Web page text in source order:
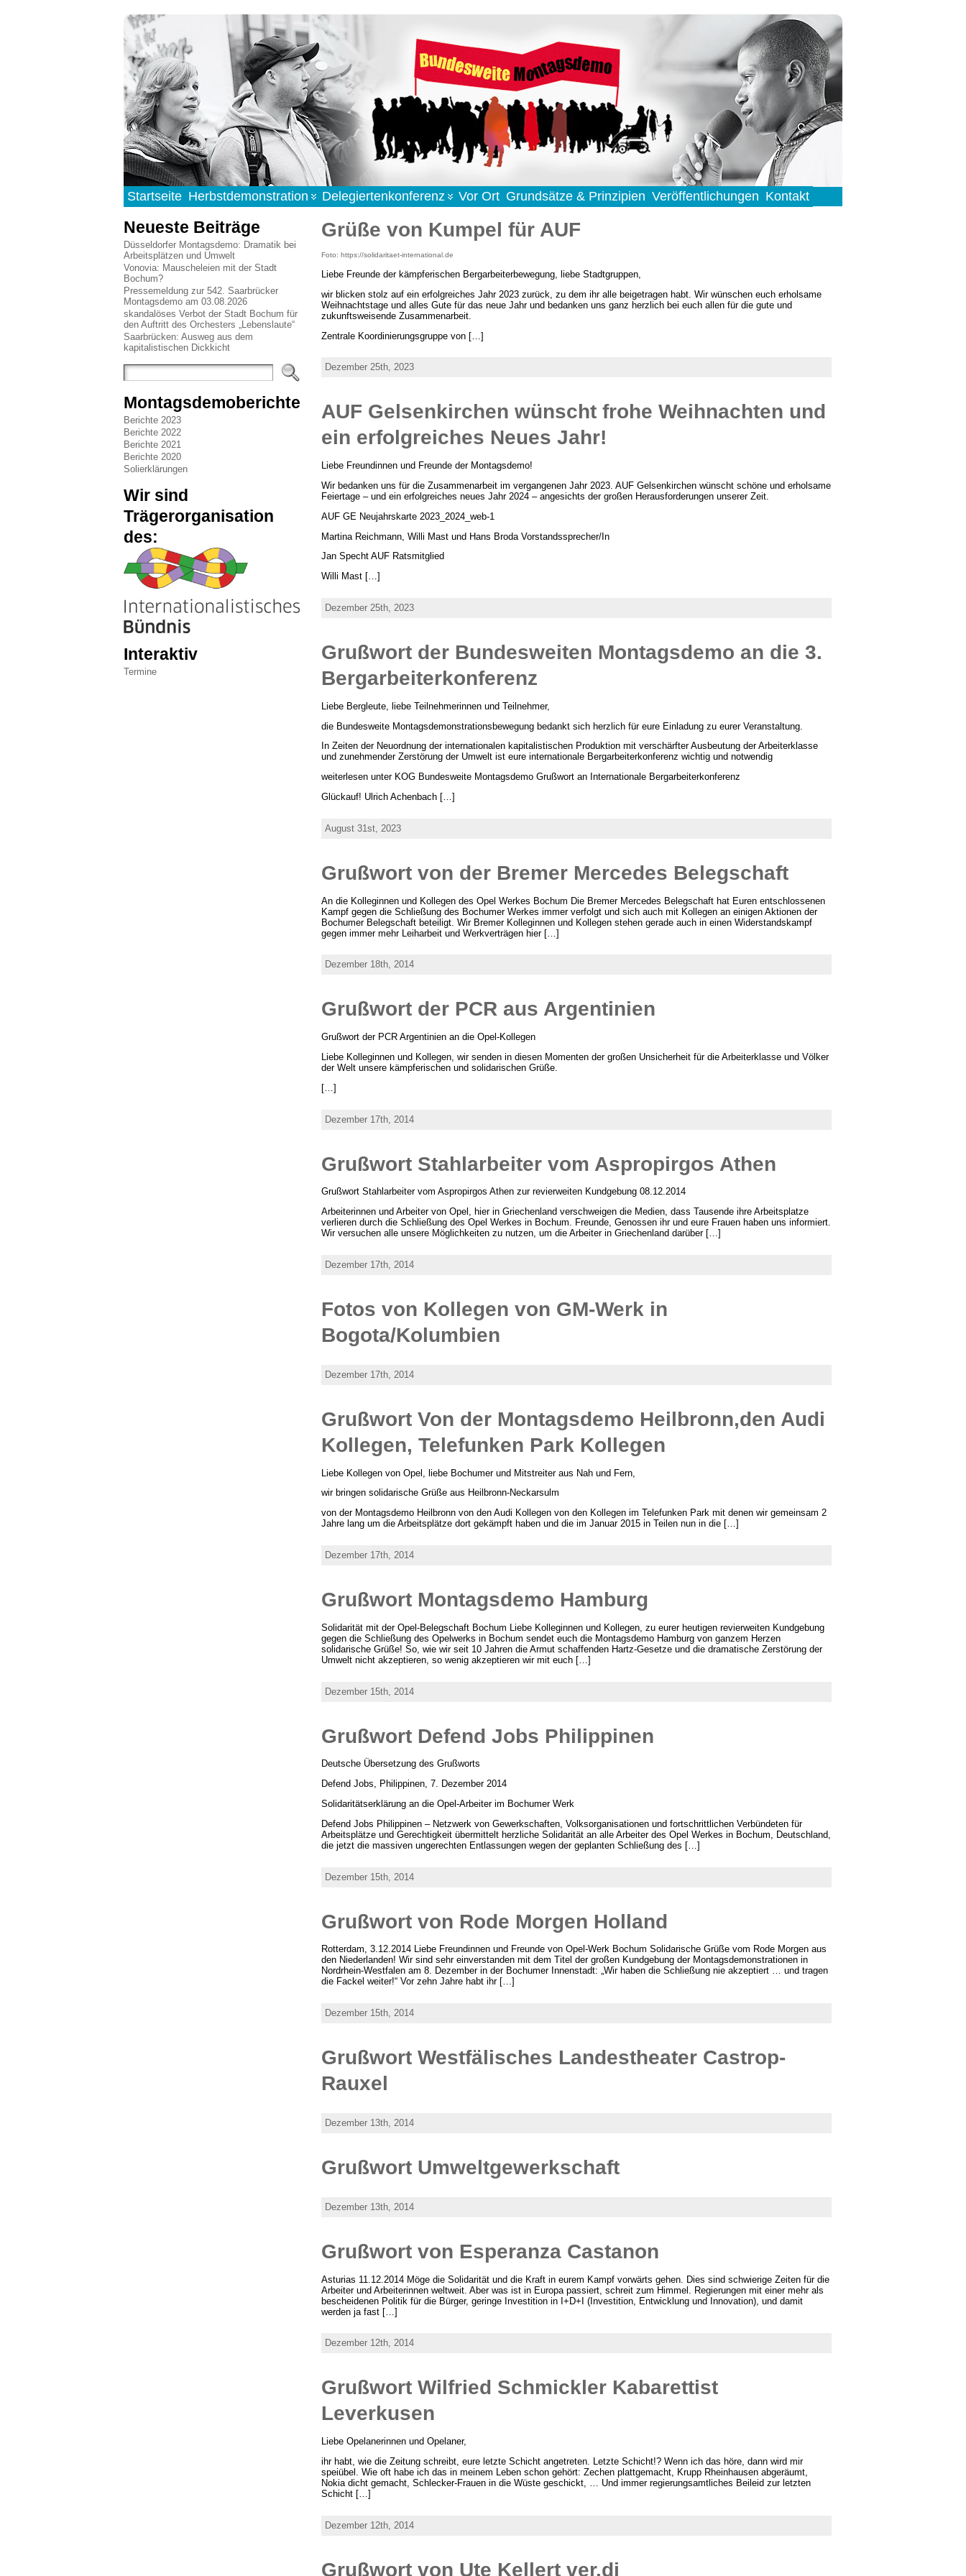
Startseite Herbstdemonstration Delegiertenkonferenz Vor Ort Grundsätze & Prinzipien Veröffentlichungen Kontakt
Neueste Beiträge
Düsseldorfer Montagsdemo: Dramatik bei
Arbeitsplätzen und Umwelt
Vonovia: Mauscheleien mit der Stadt
Bochum?
Pressemeldung zur 542. Saarbrücker
Montagsdemo am 03.08.2026
skandalöses Verbot der Stadt Bochum für
den Auftritt des Orchesters „Lebenslaute“
Saarbrücken: Ausweg aus dem
kapitalistischen Dickkicht
Montagsdemoberichte
Berichte 2023
Berichte 2022
Berichte 2021
Berichte 2020
Solierklärungen
Wir sind
Trägerorganisation
des:
Interaktiv
Termine
Grüße von Kumpel für AUF
Foto: https://solidaritaet-international.de
Liebe Freunde der kämpferischen Bergarbeiterbewegung, liebe Stadtgruppen,
wir blicken stolz auf ein erfolgreiches Jahr 2023 zurück, zu dem ihr alle beigetragen habt. Wir wünschen euch erholsame
Weihnachtstage und alles Gute für das neue Jahr und bedanken uns ganz herzlich bei euch allen für die gute und
zukunftsweisende Zusammenarbeit.
Zentrale Koordinierungsgruppe von […]
Dezember 25th, 2023
AUF Gelsenkirchen wünscht frohe Weihnachten und
ein erfolgreiches Neues Jahr!
Liebe Freundinnen und Freunde der Montagsdemo!
Wir bedanken uns für die Zusammenarbeit im vergangenen Jahr 2023. AUF Gelsenkirchen wünscht schöne und erholsame
Feiertage – und ein erfolgreiches neues Jahr 2024 – angesichts der großen Herausforderungen unserer Zeit.
AUF GE Neujahrskarte 2023_2024_web-1
Martina Reichmann, Willi Mast und Hans Broda Vorstandssprecher/In
Jan Specht AUF Ratsmitglied
Willi Mast […]
Dezember 25th, 2023
Grußwort der Bundesweiten Montagsdemo an die 3.
Bergarbeiterkonferenz
Liebe Bergleute, liebe Teilnehmerinnen und Teilnehmer,
die Bundesweite Montagsdemonstrationsbewegung bedankt sich herzlich für eure Einladung zu eurer Veranstaltung.
In Zeiten der Neuordnung der internationalen kapitalistischen Produktion mit verschärfter Ausbeutung der Arbeiterklasse
und zunehmender Zerstörung der Umwelt ist eure internationale Bergarbeiterkonferenz wichtig und notwendig
weiterlesen unter KOG Bundesweite Montagsdemo Grußwort an Internationale Bergarbeiterkonferenz
Glückauf! Ulrich Achenbach […]
August 31st, 2023
Grußwort von der Bremer Mercedes Belegschaft
An die Kolleginnen und Kollegen des Opel Werkes Bochum Die Bremer Mercedes Belegschaft hat Euren entschlossenen
Kampf gegen die Schließung des Bochumer Werkes immer verfolgt und sich auch mit Kollegen an einigen Aktionen der
Bochumer Belegschaft beteiligt. Wir Bremer Kolleginnen und Kollegen stehen gerade auch in einen Widerstandskampf
gegen immer mehr Leiharbeit und Werkverträgen hier […]
Dezember 18th, 2014
Grußwort der PCR aus Argentinien
Grußwort der PCR Argentinien an die Opel-Kollegen
Liebe Kolleginnen und Kollegen, wir senden in diesen Momenten der großen Unsicherheit für die Arbeiterklasse und Völker
der Welt unsere kämpferischen und solidarischen Grüße.
[…]
Dezember 17th, 2014
Grußwort Stahlarbeiter vom Aspropirgos Athen
Grußwort Stahlarbeiter vom Aspropirgos Athen zur revierweiten Kundgebung 08.12.2014
Arbeiterinnen und Arbeiter von Opel, hier in Griechenland verschweigen die Medien, dass Tausende ihre Arbeitsplatze
verlieren durch die Schließung des Opel Werkes in Bochum. Freunde, Genossen ihr und eure Frauen haben uns informiert.
Wir versuchen alle unsere Möglichkeiten zu nutzen, um die Arbeiter in Griechenland darüber […]
Dezember 17th, 2014
Fotos von Kollegen von GM-Werk in
Bogota/Kolumbien
Dezember 17th, 2014
Grußwort Von der Montagsdemo Heilbronn,den Audi
Kollegen, Telefunken Park Kollegen
Liebe Kollegen von Opel, liebe Bochumer und Mitstreiter aus Nah und Fern,
wir bringen solidarische Grüße aus Heilbronn-Neckarsulm
von der Montagsdemo Heilbronn von den Audi Kollegen von den Kollegen im Telefunken Park mit denen wir gemeinsam 2
Jahre lang um die Arbeitsplätze dort gekämpft haben und die im Januar 2015 in Teilen nun in die […]
Dezember 17th, 2014
Grußwort Montagsdemo Hamburg
Solidarität mit der Opel-Belegschaft Bochum Liebe Kolleginnen und Kollegen, zu eurer heutigen revierweiten Kundgebung
gegen die Schließung des Opelwerks in Bochum sendet euch die Montagsdemo Hamburg von ganzem Herzen
solidarische Grüße! So, wie wir seit 10 Jahren die Armut schaffenden Hartz-Gesetze und die dramatische Zerstörung der
Umwelt nicht akzeptieren, so wenig akzeptieren wir mit euch […]
Dezember 15th, 2014
Grußwort Defend Jobs Philippinen
Deutsche Übersetzung des Grußworts
Defend Jobs, Philippinen, 7. Dezember 2014
Solidaritätserklärung an die Opel-Arbeiter im Bochumer Werk
Defend Jobs Philippinen – Netzwerk von Gewerkschaften, Volksorganisationen und fortschrittlichen Verbündeten für
Arbeitsplätze und Gerechtigkeit übermittelt herzliche Solidarität an alle Arbeiter des Opel Werkes in Bochum, Deutschland,
die jetzt die massiven ungerechten Entlassungen wegen der geplanten Schließung des […]
Dezember 15th, 2014
Grußwort von Rode Morgen Holland
Rotterdam, 3.12.2014 Liebe Freundinnen und Freunde von Opel-Werk Bochum Solidarische Grüße vom Rode Morgen aus
den Niederlanden! Wir sind sehr einverstanden mit dem Titel der großen Kundgebung der Montagsdemonstrationen in
Nordrhein-Westfalen am 8. Dezember in der Bochumer Innenstadt: „Wir haben die Schließung nie akzeptiert … und tragen
die Fackel weiter!“ Vor zehn Jahre habt ihr […]
Dezember 15th, 2014
Grußwort Westfälisches Landestheater Castrop-
Rauxel
Dezember 13th, 2014
Grußwort Umweltgewerkschaft
Dezember 13th, 2014
Grußwort von Esperanza Castanon
Asturias 11.12.2014 Möge die Solidarität und die Kraft in eurem Kampf vorwärts gehen. Dies sind schwierige Zeiten für die
Arbeiter und Arbeiterinnen weltweit. Aber was ist in Europa passiert, schreit zum Himmel. Regierungen mit einer mehr als
bescheidenen Politik für die Bürger, geringe Investition in I+D+I (Investition, Entwicklung und Innovation), und damit
werden ja fast […]
Dezember 12th, 2014
Grußwort Wilfried Schmickler Kabarettist
Leverkusen
Liebe Opelanerinnen und Opelaner,
ihr habt, wie die Zeitung schreibt, eure letzte Schicht angetreten. Letzte Schicht!? Wenn ich das höre, dann wird mir
speiübel. Wie oft habe ich das in meinem Leben schon gehört: Zechen plattgemacht, Krupp Rheinhausen abgeräumt,
Nokia dicht gemacht, Schlecker-Frauen in die Wüste geschickt, … Und immer regierungsamtliches Beileid zur letzten
Schicht […]
Dezember 12th, 2014
Grußwort von Ute Kellert ver.di